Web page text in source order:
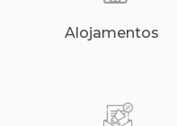
Alojamentos